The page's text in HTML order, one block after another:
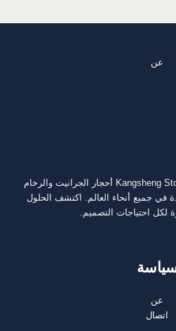
عن
منذ عام 2009، تقدم شركة Kangsheng Stone أحجار الجرانيت والرخام
في جميع أنحاء العالم. اكتشف الحلول
لكل احتياجات التصميم.
عن
اتصال